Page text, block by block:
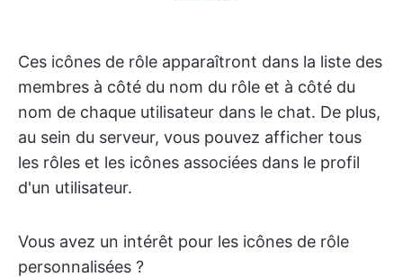
Ces icônes de rôle apparaîtront dans la liste des
membres à côté du nom du rôle et à côté du
nom de chaque utilisateur dans le chat. De plus,
au sein du serveur, vous pouvez afficher tous
les rôles et les icônes associées dans le profil
d'un utilisateur.
Vous avez un intérêt pour les icônes de rôle
personnalisées ?